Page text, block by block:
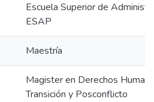
Escuela Superior de
ESAP
Maestría
Magister en Derechos
Transición y Posconflicto